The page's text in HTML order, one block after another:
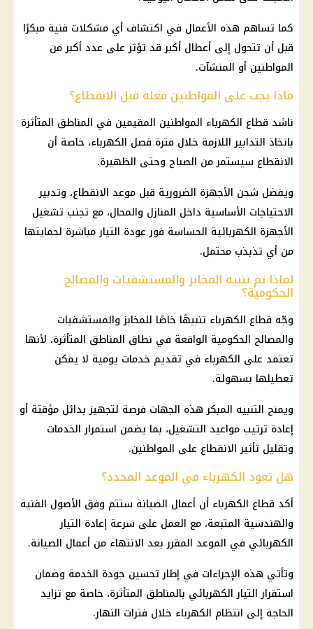
كما تساهم هذه الأعمال في اكتشاف أي مشكلات فنية مبكرًا
قبل أن تتحول إلى أعطال أكبر قد تؤثر على عدد أكبر من
المواطنين أو المنشآت.
ماذا يجب على المواطنين فعله قبل الانقطاع؟
ناشد قطاع الكهرباء المواطنين المقيمين في المناطق المتأثرة
باتخاذ التدابير اللازمة خلال فترة فصل الكهرباء، خاصة أن
الانقطاع سيستمر من الصباح وحتى الظهيرة.
ويفضل شحن الأجهزة الضرورية قبل موعد الانقطاع، وتدبير
الاحتياجات الأساسية داخل المنازل والمحال، مع تجنب تشغيل
الأجهزة الكهربائية الحساسة فور عودة التيار مباشرة لحمايتها
من أي تذبذب محتمل.
لماذا تم تنبيه المخابز والمستشفيات والمصالح
الحكومية؟
وجّه قطاع الكهرباء تنبيهًا خاصًا للمخابز والمستشفيات
والمصالح الحكومية الواقعة في نطاق المناطق المتأثرة، لأنها
تعتمد على الكهرباء في تقديم خدمات يومية لا يمكن
تعطيلها بسهولة.
ويمنح التنبيه المبكر هذه الجهات فرصة لتجهيز بدائل مؤقتة أو
إعادة ترتيب مواعيد التشغيل، بما يضمن استمرار الخدمات
وتقليل تأثير الانقطاع على المواطنين.
هل تعود الكهرباء في الموعد المحدد؟
أكد قطاع الكهرباء أن أعمال الصيانة ستتم وفق الأصول الفنية
والهندسية المتبعة، مع العمل على سرعة إعادة التيار
الكهربائي في الموعد المقرر بعد الانتهاء من أعمال الصيانة.
وتأتي هذه الإجراءات في إطار تحسين جودة الخدمة وضمان
استقرار التيار الكهربائي بالمناطق المتأثرة، خاصة مع تزايد
الحاجة إلى انتظام الكهرباء خلال فترات النهار.